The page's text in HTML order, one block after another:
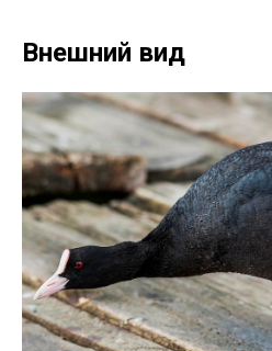
Внешний вид